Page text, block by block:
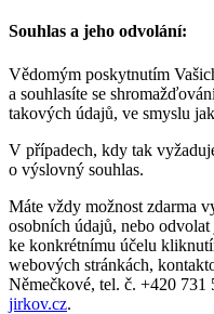
Souhlas a jeho odvolání:
Vědomým poskytnutím
a souhlasíte se
takových údajů, ve smyslu
V případech, kdy tak
o výslovný souhlas.
Máte vždy možnost zdarma
osobních údajů, nebo
ke konkrétnímu účelu
webových stránkách,
Němečkové, tel. č. +420 731
jirkov.cz.